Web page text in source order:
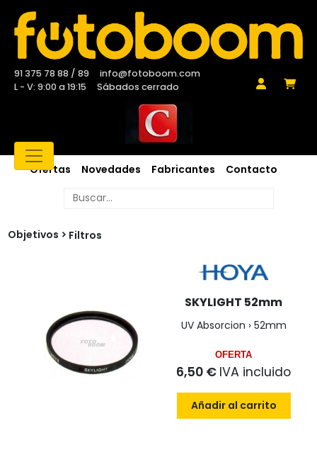
91 375 78 88 / 89
info@fotoboom.com
L - V: 9:00 a 19:15
Sábados cerrado
Ofertas Novedades Fabricantes Contacto
Objetivos Filtros
SKYLIGHT 52mm
UV Absorcion › 52mm
OFERTA
6,50 € IVA incluido
Añadir al carrito